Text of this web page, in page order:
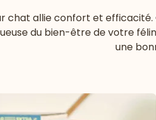
allie confort et efficacité.
du bien-être de votre
une